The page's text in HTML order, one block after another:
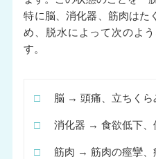
特に脳、消化器、筋肉はた
め、脱水によって次のよ
す。
□ 脳 → 頭痛、立ちくら
□ 消化器 → 食欲低下、
□ 筋肉 → 筋肉の痙攣、